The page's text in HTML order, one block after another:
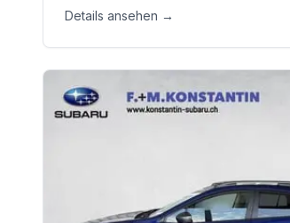
Details ansehen →